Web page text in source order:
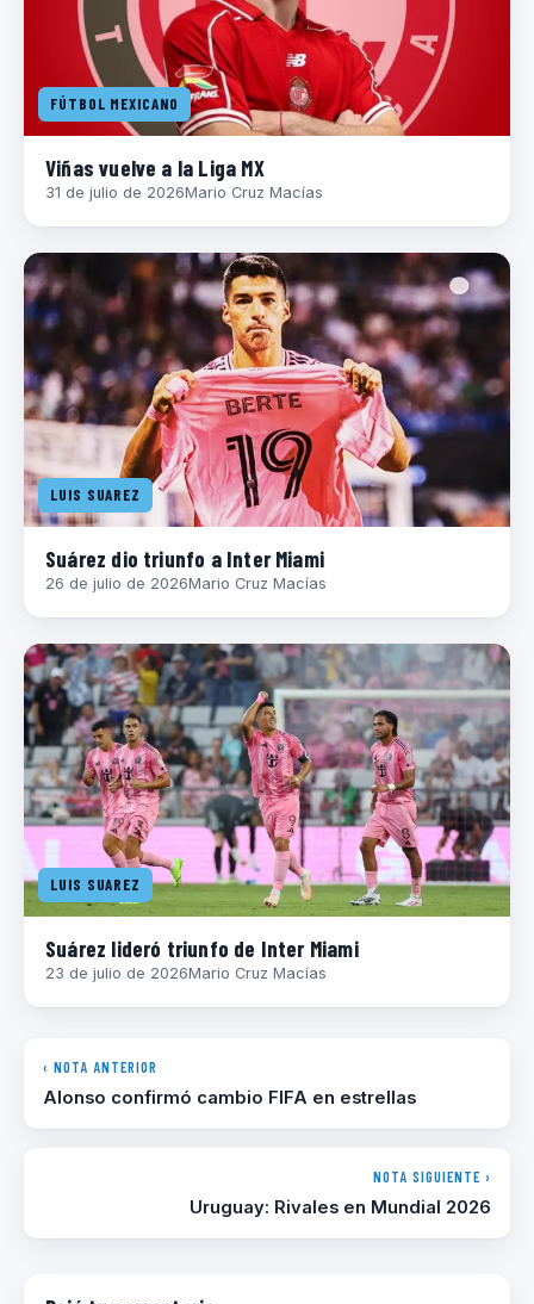
FÚTBOL MEXICANO
Viñas vuelve a la Liga MX
31 de julio de 2026Mario Cruz Macías
LUIS SUAREZ
Suárez dio triunfo a Inter Miami
26 de julio de 2026Mario Cruz Macías
LUIS SUAREZ
Suárez lideró triunfo de Inter Miami
23 de julio de 2026Mario Cruz Macías
‹ NOTA ANTERIOR
Alonso confirmó cambio FIFA en estrellas
NOTA SIGUIENTE ›
Uruguay: Rivales en Mundial 2026